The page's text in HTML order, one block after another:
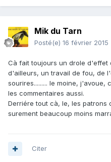
Mik du Tarn
Posté(e) 16 février 2015
Cà fait toujours un drole d'effet
d'ailleurs, un travail de fou, de
sourires......... le moine, j'avoue,
les commentaires aussi.
Derriére tout cà, le, les
surement beaucoup moins
Citer